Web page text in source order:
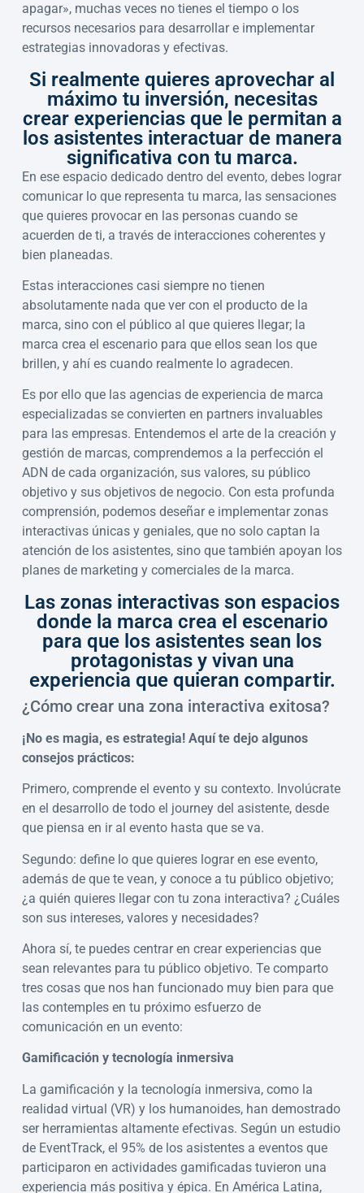
apagar», muchas veces no tienes el tiempo o los
recursos necesarios para desarrollar e implementar
estrategias innovadoras y efectivas.
Si realmente quieres aprovechar al
máximo tu inversión, necesitas
crear experiencias que le permitan a
los asistentes interactuar de manera
significativa con tu marca.
En ese espacio dedicado dentro del evento, debes lograr
comunicar lo que representa tu marca, las sensaciones
que quieres provocar en las personas cuando se
acuerden de ti, a través de interacciones coherentes y
bien planeadas.
Estas interacciones casi siempre no tienen
absolutamente nada que ver con el producto de la
marca, sino con el público al que quieres llegar; la
marca crea el escenario para que ellos sean los que
brillen, y ahí es cuando realmente lo agradecen.
Es por ello que las agencias de experiencia de marca
especializadas se convierten en partners invaluables
para las empresas. Entendemos el arte de la creación y
gestión de marcas, comprendemos a la perfección el
ADN de cada organización, sus valores, su público
objetivo y sus objetivos de negocio. Con esta profunda
comprensión, podemos deseñar e implementar zonas
interactivas únicas y geniales, que no solo captan la
atención de los asistentes, sino que también apoyan los
planes de marketing y comerciales de la marca.
Las zonas interactivas son espacios
donde la marca crea el escenario
para que los asistentes sean los
protagonistas y vivan una
experiencia que quieran compartir.
¿Cómo crear una zona interactiva exitosa?
¡No es magia, es estrategia! Aquí te dejo algunos
consejos prácticos:
Primero, comprende el evento y su contexto. Involúcrate
en el desarrollo de todo el journey del asistente, desde
que piensa en ir al evento hasta que se va.
Segundo: define lo que quieres lograr en ese evento,
además de que te vean, y conoce a tu público objetivo;
¿a quién quieres llegar con tu zona interactiva? ¿Cuáles
son sus intereses, valores y necesidades?
Ahora sí, te puedes centrar en crear experiencias que
sean relevantes para tu público objetivo. Te comparto
tres cosas que nos han funcionado muy bien para que
las contemples en tu próximo esfuerzo de
comunicación en un evento:
Gamificación y tecnología inmersiva
La gamificación y la tecnología inmersiva, como la
realidad virtual (VR) y los humanoides, han demostrado
ser herramientas altamente efectivas. Según un estudio
de EventTrack, el 95% de los asistentes a eventos que
participaron en actividades gamificadas tuvieron una
experiencia más positiva y épica. En América Latina,